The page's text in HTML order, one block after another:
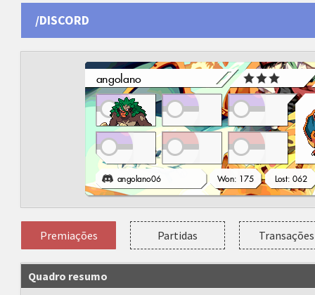
/DISCORD
Premiações Partidas Transações
Quadro resumo